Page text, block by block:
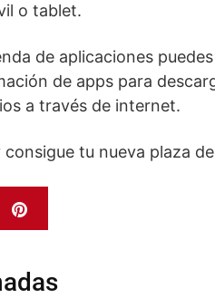
o tablet.
de aplicaciones
de apps para
a través de internet.
tu nueva plaza